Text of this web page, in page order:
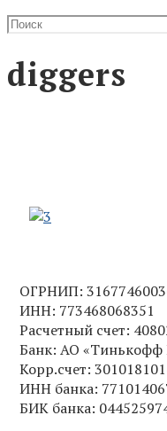
diggers
ОГРНИП:
ИНН: 773468068351
Расчетный счет:
Банк: АО «Тинькофф
Корр.счет:
ИНН банка:
БИК банка: